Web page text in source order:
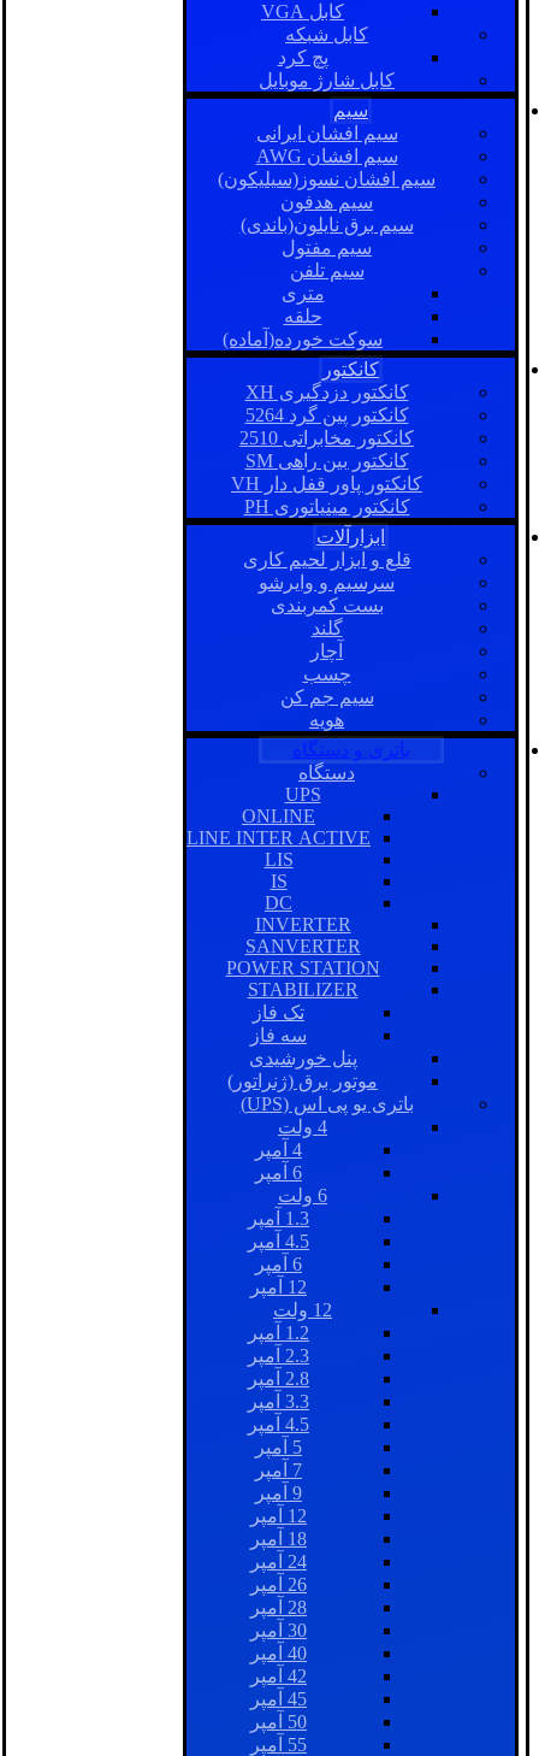
کابل VGA
کابل شبکه
پچ کرد
کابل شارژ موبایل
سیم
سیم افشان ایرانی
سیم افشان AWG
سیم افشان نسوز(سیلیکون)
سیم هدفون
سیم برق نایلون(باندی)
سیم مفتول
سیم تلفن
متری
حلقه
سوکت خورده(آماده)
کانکتور
کانکتور دزدگیری XH
کانکتور پین گرد 5264
کانکتور مخابراتی 2510
کانکتور بین راهی SM
کانکتور پاور قفل دار VH
کانکتور مینیاتوری PH
ابزارآلات
قلع و ابزار لحیم کاری
سرسیم و وایرشو
بست کمربندی
گلند
آچار
چسب
سیم جم کن
هویه
باتری و دستگاه
دستگاه
UPS
ONLINE
LINE INTER ACTIVE
LIS
IS
DC
INVERTER
SANVERTER
POWER STATION
STABILIZER
تک فاز
سه فاز
پنل خورشیدی
موتور برق (ژنراتور)
باتری یو پی اس (UPS)
4 ولت
4 آمپر
6 آمپر
6 ولت
1.3 آمپر
4.5 آمپر
6 آمپر
12 آمپر
12 ولت
1.2 آمپر
2.3 آمپر
2.8 آمپر
3.3 آمپر
4.5 آمپر
5 آمپر
7 آمپر
9 آمپر
12 آمپر
18 آمپر
24 آمپر
26 آمپر
28 آمپر
30 آمپر
40 آمپر
42 آمپر
45 آمپر
50 آمپر
55 آمپر